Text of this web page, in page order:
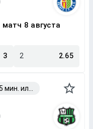
8 августа
3 2 2.65